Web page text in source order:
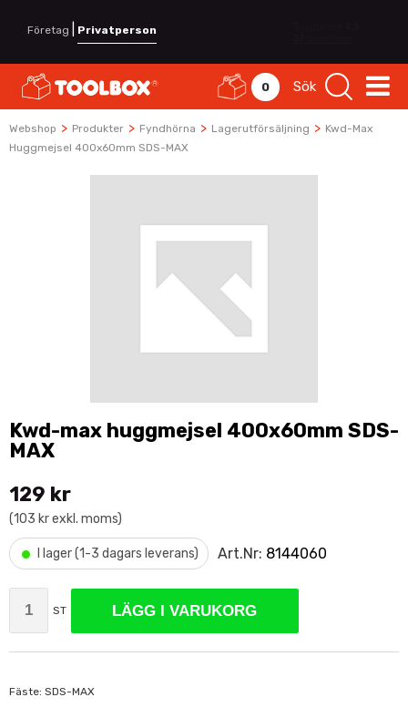
Företag Privatperson
0 Sök
Webshop > Produkter > Fyndhörna > Lagerutförsäljning > Kwd-Max
Huggmejsel 400x60mm SDS-MAX
Kwd-max huggmejsel 400x60mm SDS-
MAX
129 kr
(103 kr exkl. moms)
• I lager (1-3 dagars leverans) Art.Nr: 8144060
ST LÄGG I VARUKORG
Fäste: SDS-MAX